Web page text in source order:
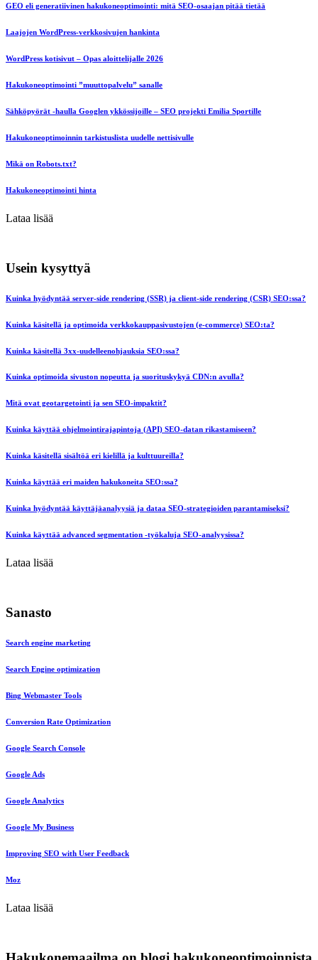
GEO eli generatiivinen hakukoneoptimointi: mitä SEO-osaajan pitää tietää
Laajojen WordPress-verkkosivujen hankinta
WordPress kotisivut – Opas aloittelijalle 2026
Hakukoneoptimointi ”muuttopalvelu” sanalle
Sähköpyörät -haulla Googlen ykkössijoille – SEO projekti Emilia Sportille
Hakukoneoptimoinnin tarkistuslista uudelle nettisivulle
Mikä on Robots.txt?
Hakukoneoptimointi hinta
Lataa lisää
Usein kysyttyä
Kuinka hyödyntää server-side rendering (SSR) ja client-side rendering (CSR) SEO:ssa?
Kuinka käsitellä ja optimoida verkkokauppasivustojen (e-commerce) SEO:ta?
Kuinka käsitellä 3xx-uudelleenohjauksia SEO:ssa?
Kuinka optimoida sivuston nopeutta ja suorituskykyä CDN:n avulla?
Mitä ovat geotargetointi ja sen SEO-impaktit?
Kuinka käyttää ohjelmointirajapintoja (API) SEO-datan rikastamiseen?
Kuinka käsitellä sisältöä eri kielillä ja kulttuureilla?
Kuinka käyttää eri maiden hakukoneita SEO:ssa?
Kuinka hyödyntää käyttäjäanalyysiä ja dataa SEO-strategioiden parantamiseksi?
Kuinka käyttää advanced segmentation -työkaluja SEO-analyysissa?
Lataa lisää
Sanasto
Search engine marketing
Search Engine optimization
Bing Webmaster Tools
Conversion Rate Optimization
Google Search Console
Google Ads
Google Analytics
Google My Business
Improving SEO with User Feedback
Moz
Lataa lisää